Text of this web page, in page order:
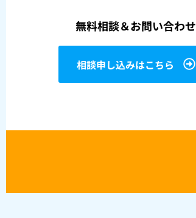
無料相談＆お問い合わせ
相談申し込みはこちら